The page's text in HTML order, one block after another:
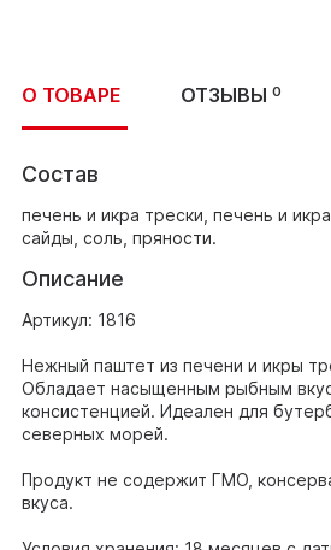
О ТОВАРЕ ОТЗЫВЫ 0
Состав
печень и икра трески, печень и
сайды, соль, пряности.
Описание
Артикул: 1816
Нежный паштет из печени и икры
Обладает насыщенным рыбным
консистенцией. Идеален для
северных морей.
Продукт не содержит ГМО,
вкуса.